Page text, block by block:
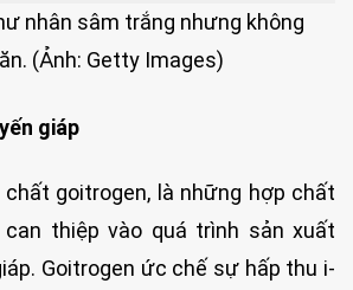
nhân sâm trắng nhưng không
(Ảnh: Getty Images)
giáp
goitrogen, là những hợp chất
thiệp vào quá trình sản xuất
Goitrogen ức chế sự hấp thu i-